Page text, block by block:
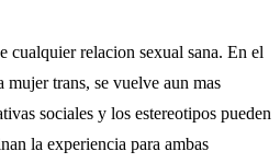
cualquier relacion sexual sana. En el
mujer trans, se vuelve aun mas
sociales y los estereotipos pueden
la experiencia para ambas